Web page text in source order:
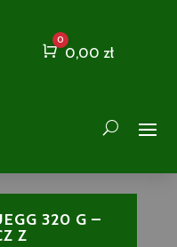
Cart
0
0,00 zł
320 G –
Z